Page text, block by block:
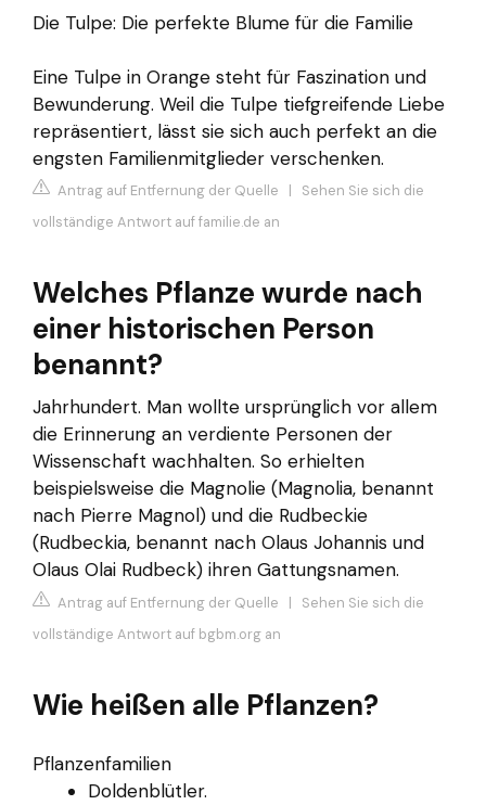
Die Tulpe: Die perfekte Blume für die Familie
Eine Tulpe in Orange steht für Faszination und
Bewunderung. Weil die Tulpe tiefgreifende Liebe
repräsentiert, lässt sie sich auch perfekt an die
engsten Familienmitglieder verschenken.
Antrag auf Entfernung der Quelle | Sehen Sie sich die
vollständige Antwort auf familie.de an
Welches Pflanze wurde nach
einer historischen Person
benannt?
Jahrhundert. Man wollte ursprünglich vor allem
die Erinnerung an verdiente Personen der
Wissenschaft wachhalten. So erhielten
beispielsweise die Magnolie (Magnolia, benannt
nach Pierre Magnol) und die Rudbeckie
(Rudbeckia, benannt nach Olaus Johannis und
Olaus Olai Rudbeck) ihren Gattungsnamen.
Antrag auf Entfernung der Quelle | Sehen Sie sich die
vollständige Antwort auf bgbm.org an
Wie heißen alle Pflanzen?
Pflanzenfamilien
Doldenblütler.